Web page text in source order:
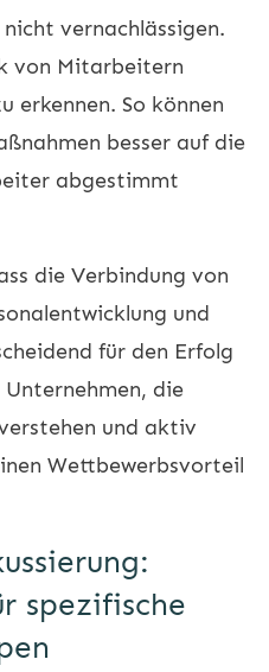
vernachlässigen.
von Mitarbeitern
erkennen. So können
besser auf die
abgestimmt
die Verbindung von
und
für den Erfolg
die
und aktiv
Wettbewerbsvorteil
spezifische